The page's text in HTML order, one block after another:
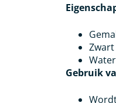
Gebruik